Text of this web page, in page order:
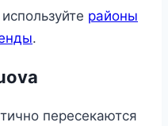
районы
.
пересекаются